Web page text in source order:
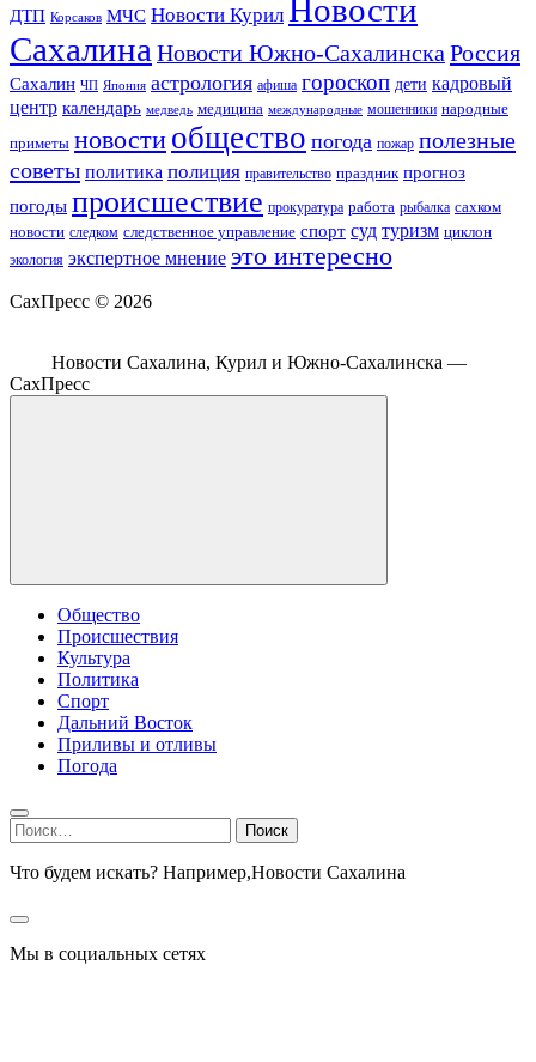
ДТП Корсаков МЧС Новости Курил Новости
Сахалина Новости Южно-Сахалинска Россия
Сахалин ЧП Япония астрология афиша гороскоп дети кадровый
центр календарь медведь медицина международные мошенники народные
приметы новости общество погода пожар полезные
советы политика полиция правительство праздник прогноз
погоды происшествие прокуратура работа рыбалка сахком
новости следком следственное управление спорт суд туризм циклон
экология экспертное мнение это интересно
СахПресс © 2026
Новости Сахалина, Курил и Южно-Сахалинска —
СахПресс
Общество
Происшествия
Культура
Политика
Спорт
Дальний Восток
Приливы и отливы
Погода
Найти:
Что будем искать? Например,Новости Сахалина
Мы в социальных сетях